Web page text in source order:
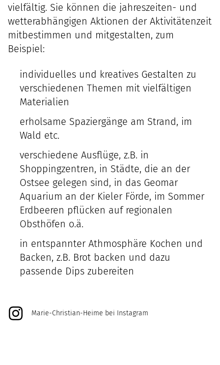
vielfältig. Sie können die jahreszeiten- und
wetterabhängigen Aktionen der Aktivitätenzeit
mitbestimmen und mitgestalten, zum
Beispiel:
individuelles und kreatives Gestalten zu
verschiedenen Themen mit vielfältigen
Materialien
erholsame Spaziergänge am Strand, im
Wald etc.
verschiedene Ausflüge, z.B. in
Shoppingzentren, in Städte, die an der
Ostsee gelegen sind, in das Geomar
Aquarium an der Kieler Förde, im Sommer
Erdbeeren pflücken auf regionalen
Obsthöfen o.ä.
in entspannter Athmosphäre Kochen und
Backen, z.B. Brot backen und dazu
passende Dips zubereiten
Marie-Christian-Heime bei Instagram